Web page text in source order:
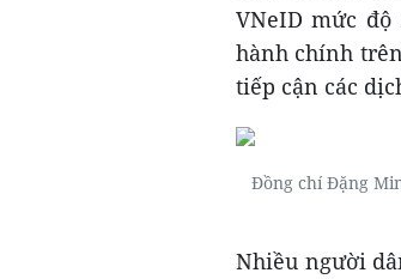
VNeID mức
hành chính
tiếp cận các
Đồng chí Đặng
Nhiều người